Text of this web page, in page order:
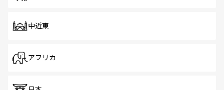
中近東
アフリカ